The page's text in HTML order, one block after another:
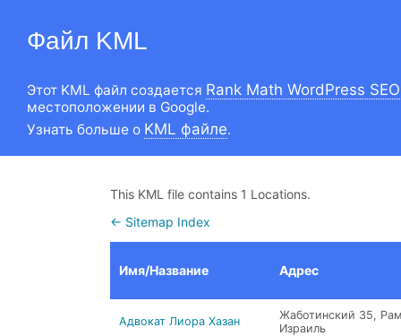
Файл KML
Этот KML файл создается Rank Math WordPress
местоположении в Google.
Узнать больше о KML файле.
This KML file contains 1 Locations.
← Sitemap Index
Имя/Название Адрес
Адвокат Лиора Хазан
Жаботинский 35,
Израиль